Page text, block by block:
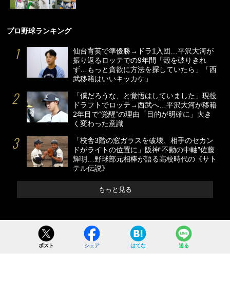
プロ野球ランキング
仙台育英で準優勝→ドラ1入団…平沢大河が
振り返るロッテでの9年間「殻を破りきれ
ず…もっと貪欲に方法を探していたら」「西
武移籍はいいキッカケ」
「僕だろうな、と覚悟はしていました」現役
ドラフトでロッテ→西武へ…平沢大河が移籍
2年目で“覚醒”の理由「目的が明確に」大き
く変わった意識
「校舎3階の窓ガラスを破壊、相手のセカン
ドがライトの位置に」阪神“不動の中軸”佐藤
輝明…野球部元相棒が語る高校時代の《サト
テル伝説》
もっと見る
ポスト シェア はてな 送る